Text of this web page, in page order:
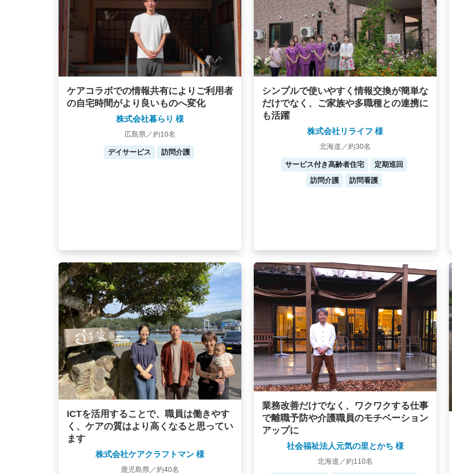
ケアコラボでの情報共有によりご利用者
の自宅時間がより良いものへ変化
株式会社暮らり 様
広島県／約10名
デイサービス 訪問介護
シンプルで使いやすく情報交換が簡単な
だけでなく、ご家族や多職種との連携に
も活躍
株式会社リライフ 様
北海道／約30名
サービス付き高齢者住宅
定期巡回
訪問介護
訪問看護
ICTを活用することで、職員は働きやす
く、ケアの質はより高くなると思ってい
ます
株式会社ケアクラフトマン 様
鹿児島県／約40名
業務改善だけでなく、ワクワクする仕事
で離職予防や介護職員のモチベーション
アップに
社会福祉法人元気の里とかち 様
北海道／約110名